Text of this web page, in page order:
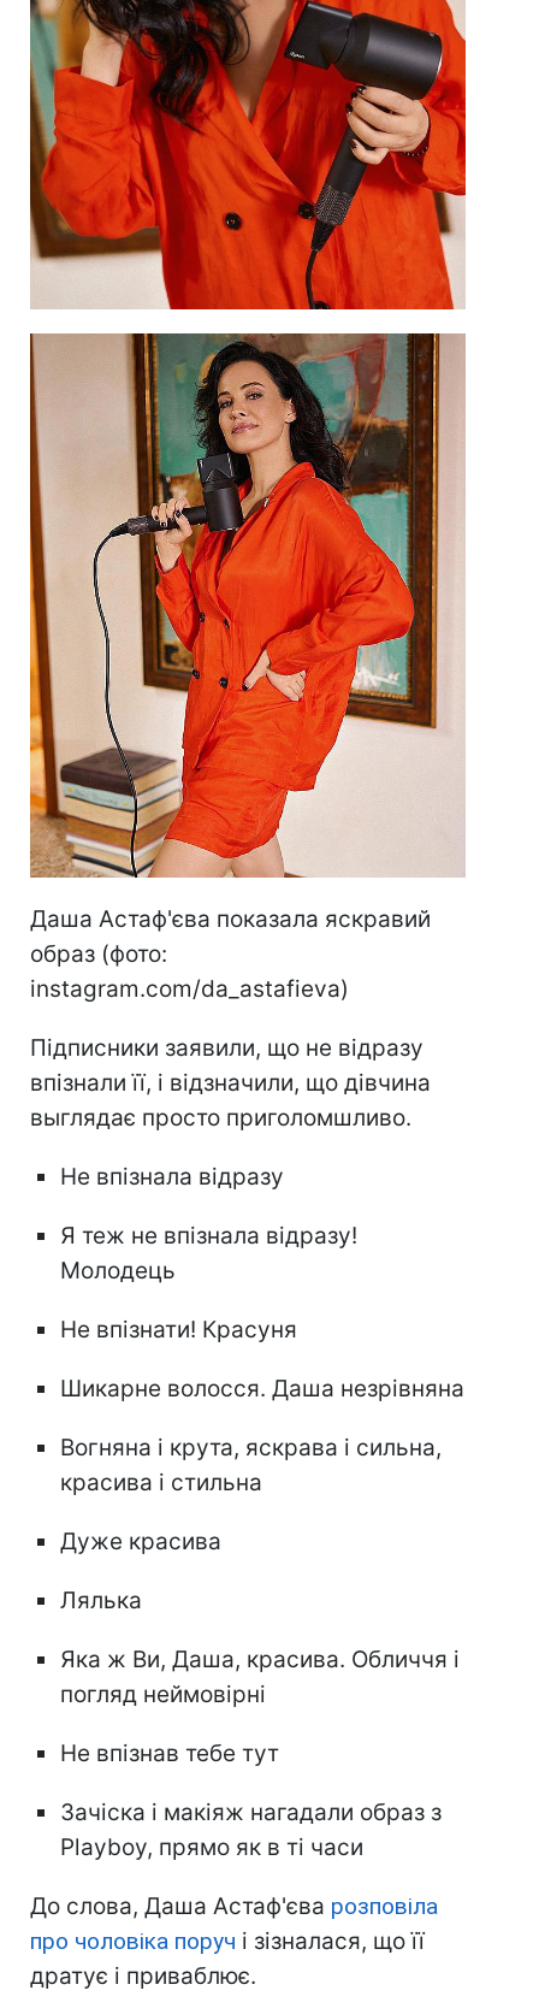
Даша Астаф'єва показала яскравий
образ (фото:
instagram.com/da_astafieva)
Підписники заявили, що не відразу
впізнали її, і відзначили, що дівчина
выглядає просто приголомшливо.
Не впізнала відразу
Я теж не впізнала відразу!
Молодець
Не впізнати! Красуня
Шикарне волосся. Даша незрівняна
Вогняна і крута, яскрава і сильна,
красива і стильна
Дуже красива
Лялька
Яка ж Ви, Даша, красива. Обличчя і
погляд неймовірні
Не впізнав тебе тут
Зачіска і макіяж нагадали образ з
Playboy, прямо як в ті часи
До слова, Даша Астаф'єва розповіла
про чоловіка поруч і зізналася, що її
дратує і приваблює.